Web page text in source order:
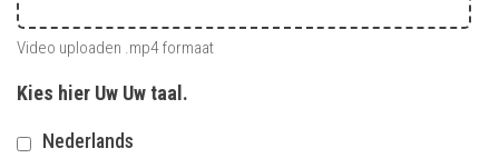
Video uploaden .mp4 formaat
Kies hier Uw Uw taal.
Nederlands